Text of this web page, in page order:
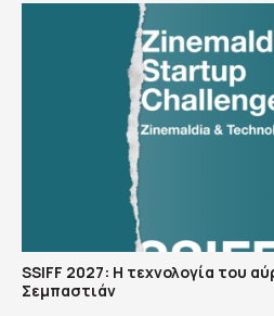
SSIFF 2027: Η τεχνολογία του
Σεμπαστιάν